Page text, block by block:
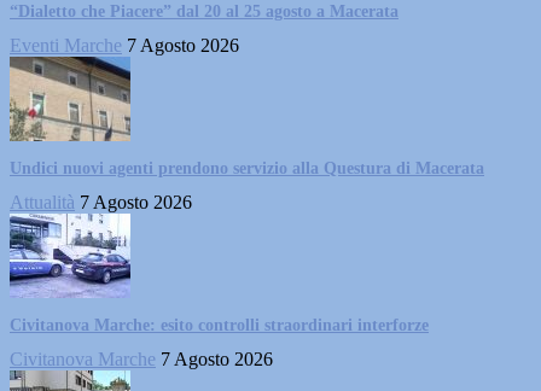
“Dialetto che Piacere” dal 20 al 25 agosto a Macerata
Eventi Marche 7 Agosto 2026
Undici nuovi agenti prendono servizio alla Questura di Macerata
Attualità 7 Agosto 2026
Civitanova Marche: esito controlli straordinari interforze
Civitanova Marche 7 Agosto 2026